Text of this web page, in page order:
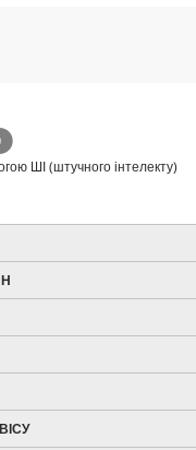
ШІ (штучного інтелекту)